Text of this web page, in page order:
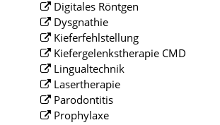
Digitales Röntgen
Dysgnathie
Kieferfehlstellung
Kiefergelenkstherapie CMD
Lingualtechnik
Lasertherapie
Parodontitis
Prophylaxe